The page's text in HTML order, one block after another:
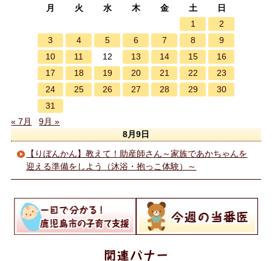
月
火 水 木 金 土
日
1
2
3
4 5 6 7 8
9
10
11 12 13 14 15
16
17
18 19 20 21 22
23
24
25 26 27 28 29
30
31
« 7月
9月 »
8月9日
【りぼんかん】教えて！助産師さん～家族であかちゃんを
迎える準備をしよう（沐浴・抱っこ体験）～